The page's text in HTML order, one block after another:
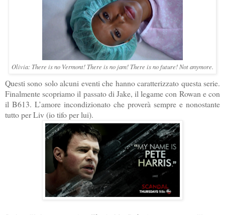
Olivia: There is no Vermont! There is no jam! There is no future!Not anymore.
Questi sono solo alcuni eventi che hanno caratterizzato questa serie.
Finalmente scopriamo il passato di Jake, il legame con Rowan e con
il B613. L’amore incondizionato che proverà sempre e nonostante
tutto per Liv (io tifo per lui).